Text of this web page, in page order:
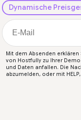
Dynamische
Mit dem Absenden
von Hostfully zu Ihrer
und Daten anfallen. Die
abzumelden, oder mit